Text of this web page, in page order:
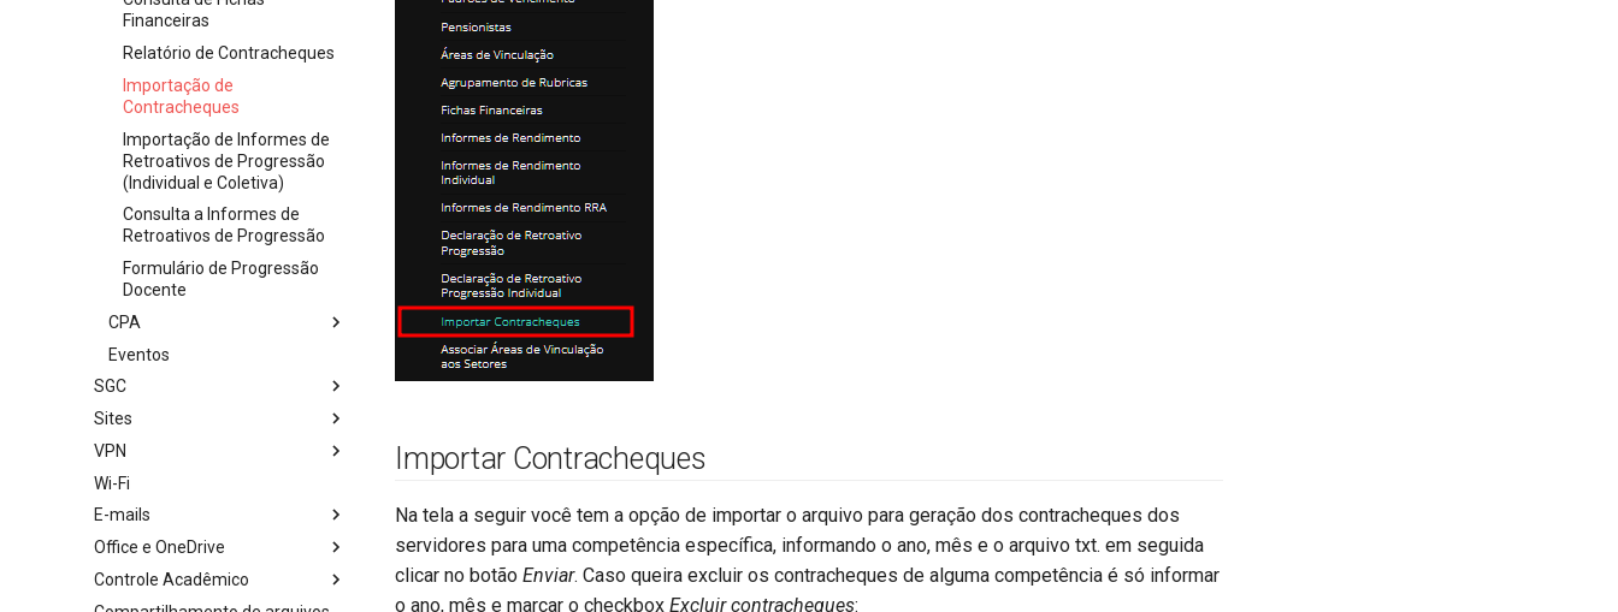
Financeiras
Relatório de Contracheques
Importação de
Contracheques
Importação de Informes de
Retroativos de Progressão
(Individual e Coletiva)
Consulta a Informes de
Retroativos de Progressão
Formulário de Progressão
Docente
CPA
Eventos
SGC
Sites
VPN
Wi-Fi
E-mails
Office e OneDrive
Controle Acadêmico
Importar Contracheques
Na tela a seguir você tem a opção de importar o arquivo para geração dos contracheques dos
servidores para uma competência específica, informando o ano, mês e o arquivo txt. em seguida
clicar no botão Enviar. Caso queira excluir os contracheques de alguma competência é só informar
o ano, mês e marcar o checkbox Excluir contracheques: